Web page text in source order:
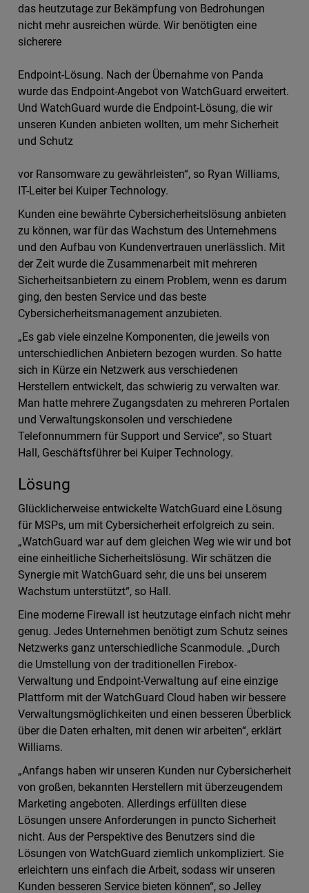
das heutzutage zur Bekämpfung von Bedrohungen
nicht mehr ausreichen würde. Wir benötigten eine
sicherere
Endpoint-Lösung. Nach der Übernahme von Panda
wurde das Endpoint-Angebot von WatchGuard erweitert.
Und WatchGuard wurde die Endpoint-Lösung, die wir
unseren Kunden anbieten wollten, um mehr Sicherheit
und Schutz
vor Ransomware zu gewährleisten“, so Ryan Williams,
IT-Leiter bei Kuiper Technology.
Kunden eine bewährte Cybersicherheitslösung anbieten
zu können, war für das Wachstum des Unternehmens
und den Aufbau von Kundenvertrauen unerlässlich. Mit
der Zeit wurde die Zusammenarbeit mit mehreren
Sicherheitsanbietern zu einem Problem, wenn es darum
ging, den besten Service und das beste
Cybersicherheitsmanagement anzubieten.
„Es gab viele einzelne Komponenten, die jeweils von
unterschiedlichen Anbietern bezogen wurden. So hatte
sich in Kürze ein Netzwerk aus verschiedenen
Herstellern entwickelt, das schwierig zu verwalten war.
Man hatte mehrere Zugangsdaten zu mehreren Portalen
und Verwaltungskonsolen und verschiedene
Telefonnummern für Support und Service“, so Stuart
Hall, Geschäftsführer bei Kuiper Technology.
Lösung
Glücklicherweise entwickelte WatchGuard eine Lösung
für MSPs, um mit Cybersicherheit erfolgreich zu sein.
„WatchGuard war auf dem gleichen Weg wie wir und bot
eine einheitliche Sicherheitslösung. Wir schätzen die
Synergie mit WatchGuard sehr, die uns bei unserem
Wachstum unterstützt“, so Hall.
Eine moderne Firewall ist heutzutage einfach nicht mehr
genug. Jedes Unternehmen benötigt zum Schutz seines
Netzwerks ganz unterschiedliche Scanmodule. „Durch
die Umstellung von der traditionellen Firebox-
Verwaltung und Endpoint-Verwaltung auf eine einzige
Plattform mit der WatchGuard Cloud haben wir bessere
Verwaltungsmöglichkeiten und einen besseren Überblick
über die Daten erhalten, mit denen wir arbeiten“, erklärt
Williams.
„Anfangs haben wir unseren Kunden nur Cybersicherheit
von großen, bekannten Herstellern mit überzeugendem
Marketing angeboten. Allerdings erfüllten diese
Lösungen unsere Anforderungen in puncto Sicherheit
nicht. Aus der Perspektive des Benutzers sind die
Lösungen von WatchGuard ziemlich unkompliziert. Sie
erleichtern uns einfach die Arbeit, sodass wir unseren
Kunden besseren Service bieten können“, so Jelley